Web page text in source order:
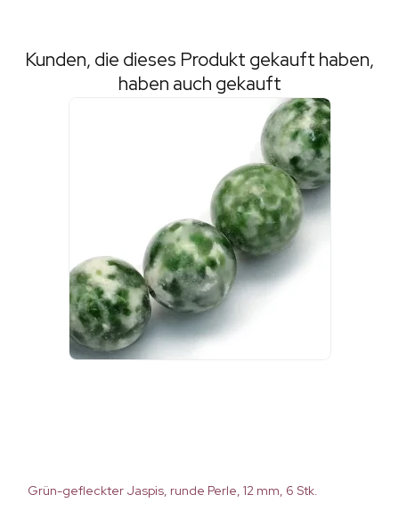
Kunden, die dieses Produkt gekauft haben,
haben auch gekauft
Grün-gefleckter Jaspis, runde Perle, 12 mm, 6 Stk.